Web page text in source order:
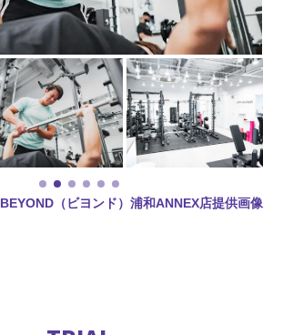
BEYOND（ビヨンド）浦和ANNEX店提供画像